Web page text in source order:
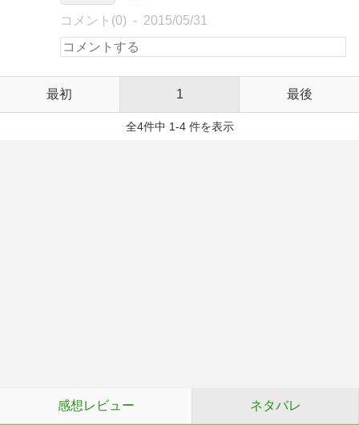
コメント(0) 2015/05/31
最初 1 最後
全4件中 1-4 件を表示
感想レビュー ネタバレ